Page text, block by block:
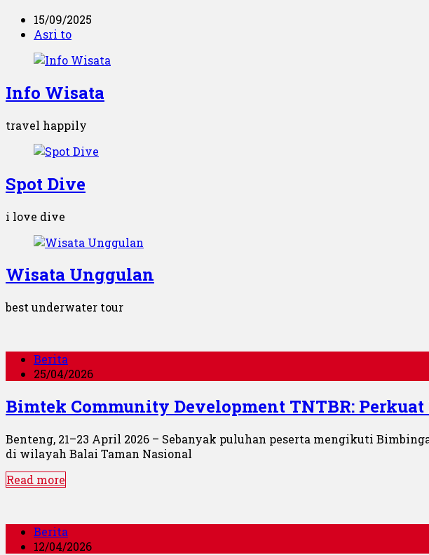
15/09/2025
Asri to
Info Wisata
travel happily
Spot Dive
i love dive
Wisata Unggulan
best underwater tour
Berita
25/04/2026
Bimtek Community Development TNTBR:
Benteng, 21–23 April 2026 – Sebanyak puluhan peserta mengikuti
di wilayah Balai Taman Nasional
Read more
Berita
12/04/2026